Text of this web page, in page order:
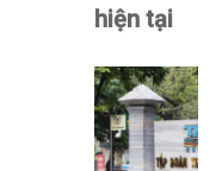
hiện tại